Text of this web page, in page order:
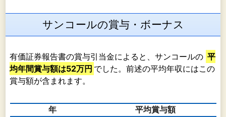
サンコールの賞与・ボーナス
有価証券報告書の賞与引当金によると、サンコールの 平
均年間賞与額は52万円 でした。前述の平均年収にはこの
賞与額が含まれます。
年 平均賞与額